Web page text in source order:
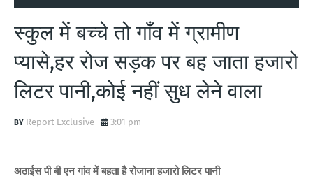
स्कुल में बच्चे तो गाँव में ग्रामीण
प्यासे,हर रोज सड़क पर बह जाता हजारो
लिटर पानी,कोई नहीं सुध लेने वाला
Report Exclusive 3:01 pm
अठाईस पी बी एन गांव में बहता है रोजाना हजारो लिटर पानी